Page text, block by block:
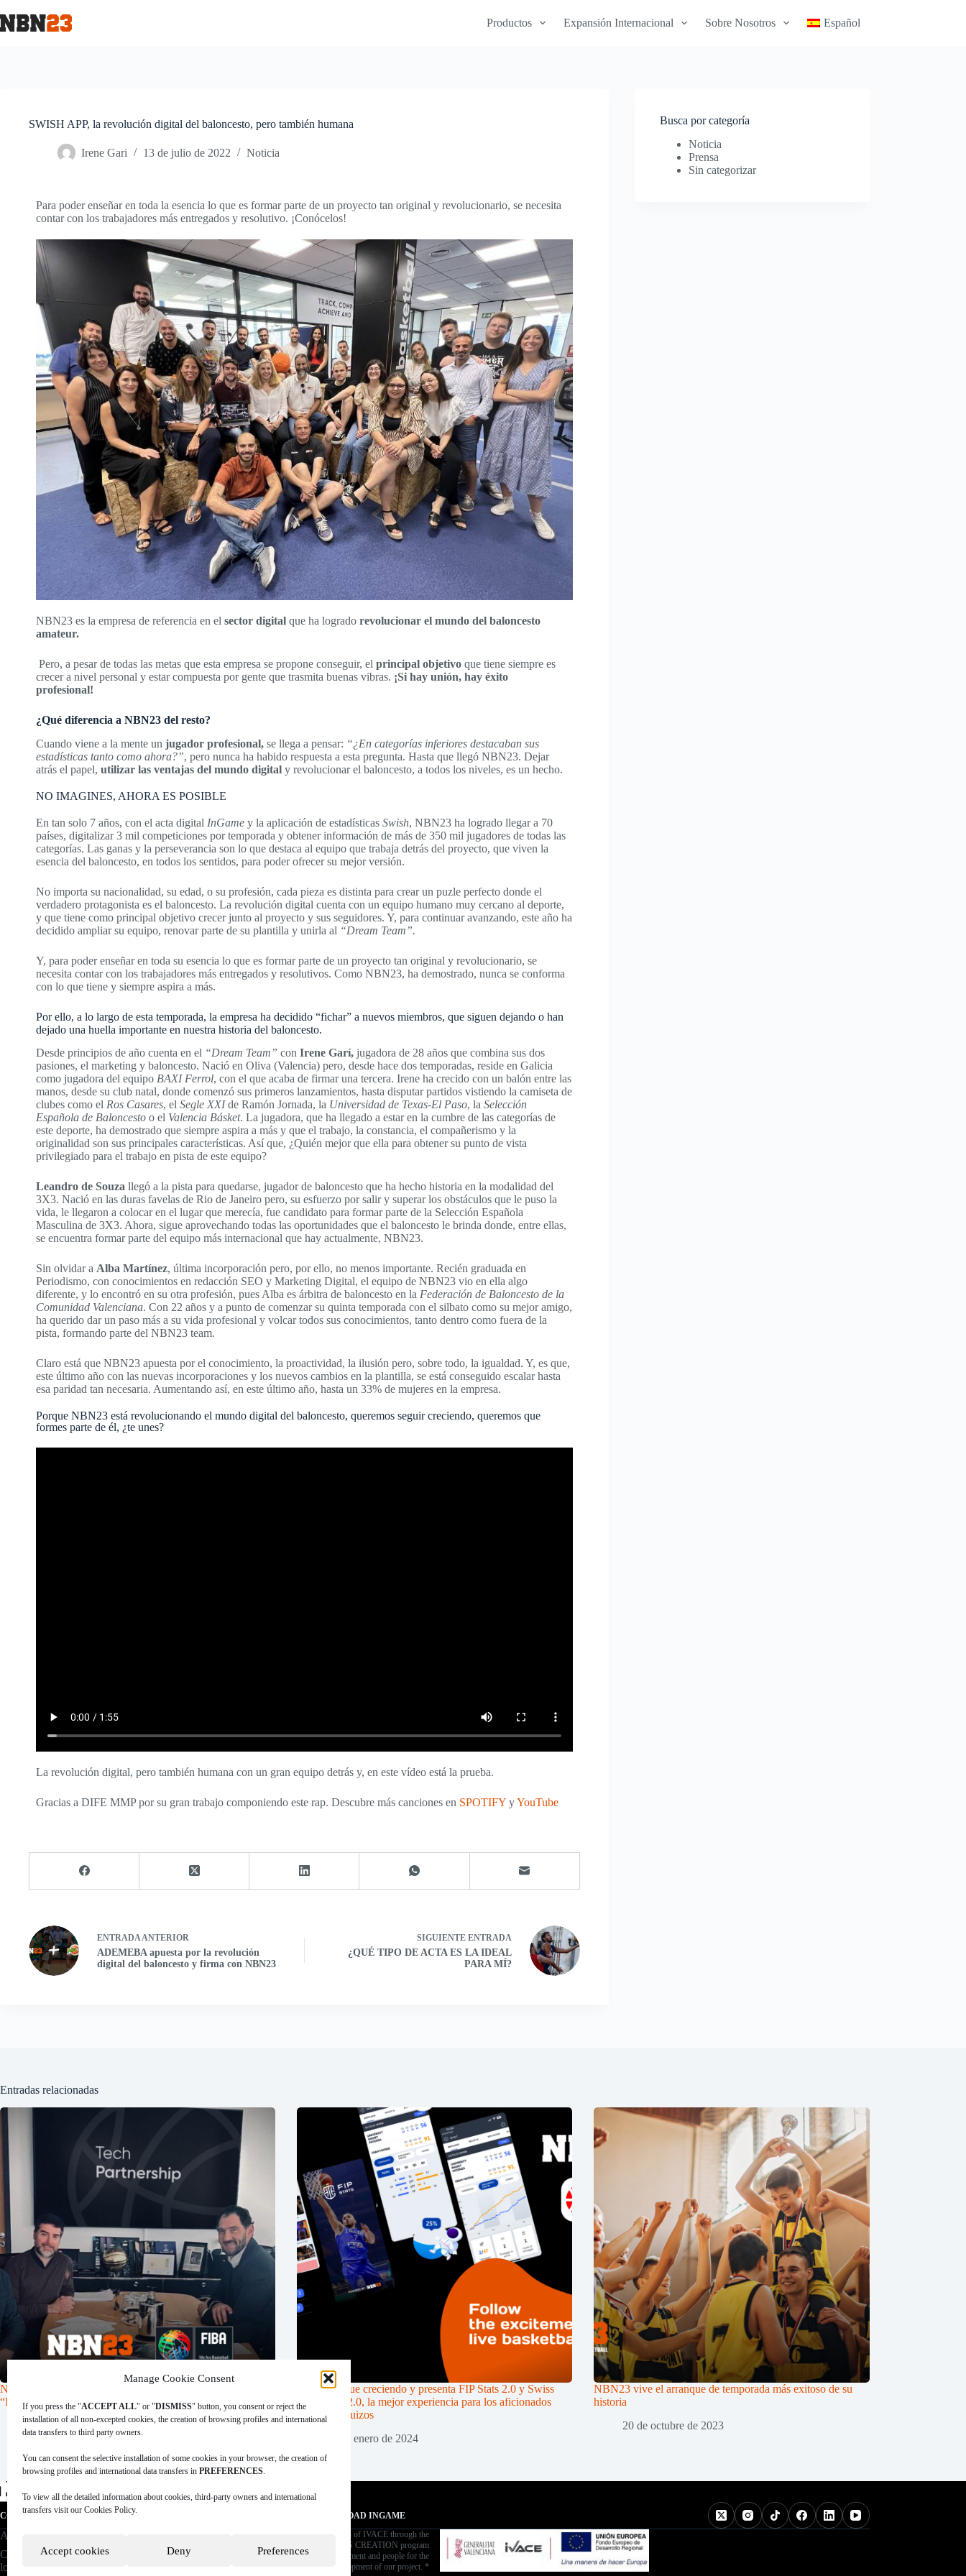
Manage Cookie Consent
If you press the "ACCEPT ALL" or "DISMISS" button, you consent or reject the
installation of all non-excepted cookies, the creation of browsing profiles and international
data transfers to third party owners.
You can consent the selective installation of some cookies in your browser, the creation of
browsing profiles and international data transfers in PREFERENCES.
To view all the detailed information about cookies, third-party owners and international
transfers visit our Cookies Policy.
Accept cookies Deny Preferences
Productos Expansión Internacional Sobre Nosotros Español
SWISH APP, la revolución digital del baloncesto, pero también humana
Irene Gari 13 de julio de 2022 Noticia
Para poder enseñar en toda la esencia lo que es formar parte de un proyecto tan original y revolucionario, se necesita
contar con los trabajadores más entregados y resolutivo. ¡Conócelos!
NBN23 es la empresa de referencia en el sector digital que ha logrado revolucionar el mundo del baloncesto
amateur.
Pero, a pesar de todas las metas que esta empresa se propone conseguir, el principal objetivo que tiene siempre es
crecer a nivel personal y estar compuesta por gente que trasmita buenas vibras. ¡Si hay unión, hay éxito
profesional!
¿Qué diferencia a NBN23 del resto?
Cuando viene a la mente un jugador profesional, se llega a pensar: “¿En categorías inferiores destacaban sus
estadísticas tanto como ahora?”, pero nunca ha habido respuesta a esta pregunta. Hasta que llegó NBN23. Dejar
atrás el papel, utilizar las ventajas del mundo digital y revolucionar el baloncesto, a todos los niveles, es un hecho.
NO IMAGINES, AHORA ES POSIBLE
En tan solo 7 años, con el acta digital InGame y la aplicación de estadísticas Swish, NBN23 ha logrado llegar a 70
países, digitalizar 3 mil competiciones por temporada y obtener información de más de 350 mil jugadores de todas las
categorías. Las ganas y la perseverancia son lo que destaca al equipo que trabaja detrás del proyecto, que viven la
esencia del baloncesto, en todos los sentidos, para poder ofrecer su mejor versión.
No importa su nacionalidad, su edad, o su profesión, cada pieza es distinta para crear un puzle perfecto donde el
verdadero protagonista es el baloncesto. La revolución digital cuenta con un equipo humano muy cercano al deporte,
y que tiene como principal objetivo crecer junto al proyecto y sus seguidores. Y, para continuar avanzando, este año ha
decidido ampliar su equipo, renovar parte de su plantilla y unirla al “Dream Team”.
Y, para poder enseñar en toda su esencia lo que es formar parte de un proyecto tan original y revolucionario, se
necesita contar con los trabajadores más entregados y resolutivos. Como NBN23, ha demostrado, nunca se conforma
con lo que tiene y siempre aspira a más.
Por ello, a lo largo de esta temporada, la empresa ha decidido “fichar” a nuevos miembros, que siguen dejando o han
dejado una huella importante en nuestra historia del baloncesto.
Desde principios de año cuenta en el “Dream Team” con Irene Garí, jugadora de 28 años que combina sus dos
pasiones, el marketing y baloncesto. Nació en Oliva (Valencia) pero, desde hace dos temporadas, reside en Galicia
como jugadora del equipo BAXI Ferrol, con el que acaba de firmar una tercera. Irene ha crecido con un balón entre las
manos, desde su club natal, donde comenzó sus primeros lanzamientos, hasta disputar partidos vistiendo la camiseta de
clubes como el Ros Casares, el Segle XXIde Ramón Jornada, la Universidad de Texas-El Paso, la Selección
Española de Baloncesto o el Valencia Básket. La jugadora, que ha llegado a estar en la cumbre de las categorías de
este deporte, ha demostrado que siempre aspira a más y que el trabajo, la constancia, el compañerismo y la
originalidad son sus principales características. Así que, ¿Quién mejor que ella para obtener su punto de vista
privilegiado para el trabajo en pista de este equipo?
Leandro de Souza llegó a la pista para quedarse, jugador de baloncesto que ha hecho historia en la modalidad del
3X3. Nació en las duras favelas de Rio de Janeiro pero, su esfuerzo por salir y superar los obstáculos que le puso la
vida, le llegaron a colocar en el lugar que merecía, fue candidato para formar parte de la Selección Española
Masculina de 3X3. Ahora, sigue aprovechando todas las oportunidades que el baloncesto le brinda donde, entre ellas,
se encuentra formar parte del equipo más internacional que hay actualmente, NBN23.
Sin olvidar a Alba Martínez, última incorporación pero, por ello, no menos importante. Recién graduada en
Periodismo, con conocimientos en redacción SEO y Marketing Digital, el equipo de NBN23 vio en ella algo
diferente, y lo encontró en su otra profesión, pues Alba es árbitra de baloncesto en la Federación de Baloncesto de la
Comunidad Valenciana. Con 22 años y a punto de comenzar su quinta temporada con el silbato como su mejor amigo,
ha querido dar un paso más a su vida profesional y volcar todos sus conocimientos, tanto dentro como fuera de la
pista, formando parte del NBN23 team.
Claro está que NBN23 apuesta por el conocimiento, la proactividad, la ilusión pero, sobre todo, la igualdad. Y, es que,
este último año con las nuevas incorporaciones y los nuevos cambios en la plantilla, se está conseguido escalar hasta
esa paridad tan necesaria. Aumentando así, en este último año, hasta un 33% de mujeres en la empresa.
Porque NBN23 está revolucionando el mundo digital del baloncesto, queremos seguir creciendo, queremos que
formes parte de él, ¿te unes?
La revolución digital, pero también humana con un gran equipo detrás y, en este vídeo está la prueba.
Gracias a DIFE MMP por su gran trabajo componiendo este rap. Descubre más canciones en SPOTIFY yYouTube
ENTRADAANTERIOR
ADEMEBA apuesta por la revolución
digital del baloncesto y firma con NBN23
SIGUIENTE ENTRADA
¿QUÉ TIPO DE ACTA ES LA IDEAL
PARA MÍ?
Busca por categoría
Noticia
Prensa
Sin categorizar
Entradas relacionadas
NBN23 será partner de FIBA Europa en su proyecto
“Hoops for Schools”
12 de febrero de 2024
NBN23 sigue creciendo y presenta FIP Stats 2.0 y Swiss
Basketball 2.0, la mejor experiencia para los aficionados
italianos y suizos
31 de enero de 2024
NBN23 vive el arranque de temporada más exitoso de su
historia
20 de octubre de 2023
COOKIES POLICY| PRIVACY POLICY DOWNLOAD INGAME
A
Copyright © 2026 NBN23. Reservados todos
los derechos.
NBN23 has had the collaboration of IVACE through the
TECHNICAL BASED COMPANIES CREATION program
(CALL 2015) financing equipment and people for the
development of our project. *